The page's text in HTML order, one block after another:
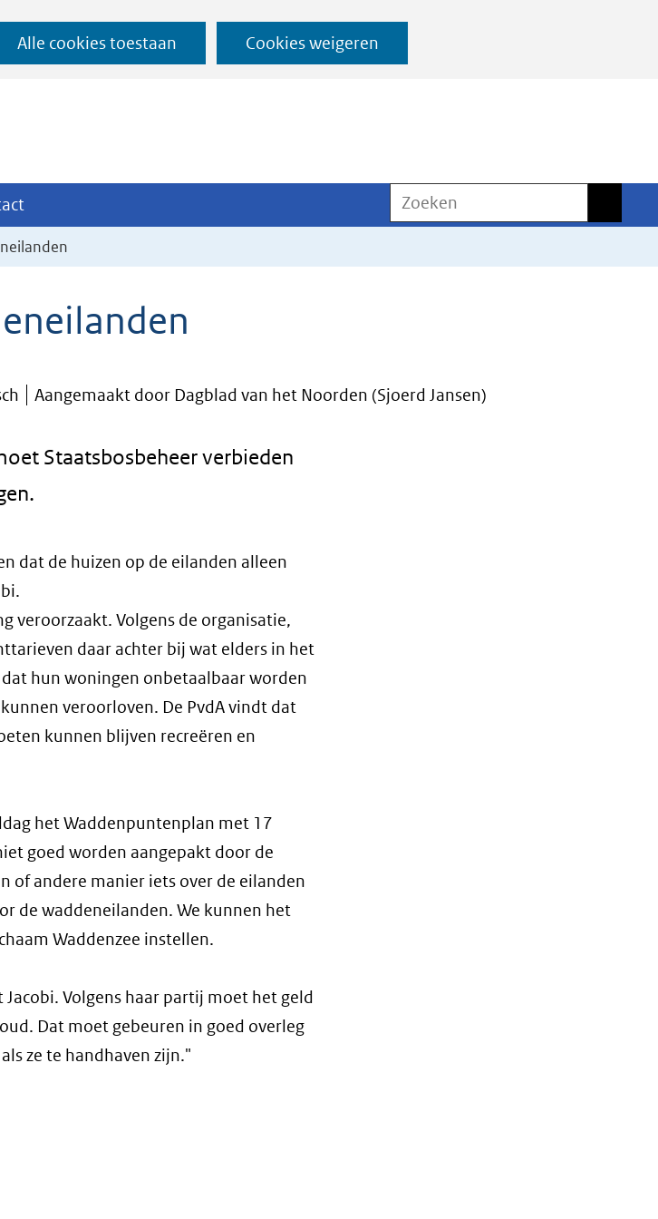
Alle cookies toestaan Cookies weigeren
Ga
naar
Uitklappen
Zoeken
Aangemaakt door Dagblad van het Noorden (Sjoerd Jansen)
Staatsbosbeheer verbieden
dat de huizen op de eilanden alleen
veroorzaakt. Volgens de organisatie,
daar achter bij wat elders in het
hun woningen onbetaalbaar worden
veroorloven. De PvdA vindt dat
kunnen blijven recreëren en
het Waddenpuntenplan met 17
goed worden aangepakt door de
of andere manier iets over de eilanden
de waddeneilanden. We kunnen het
Waddenzee instellen.
Volgens haar partij moet het geld
Dat moet gebeuren in goed overleg
ze te handhaven zijn."